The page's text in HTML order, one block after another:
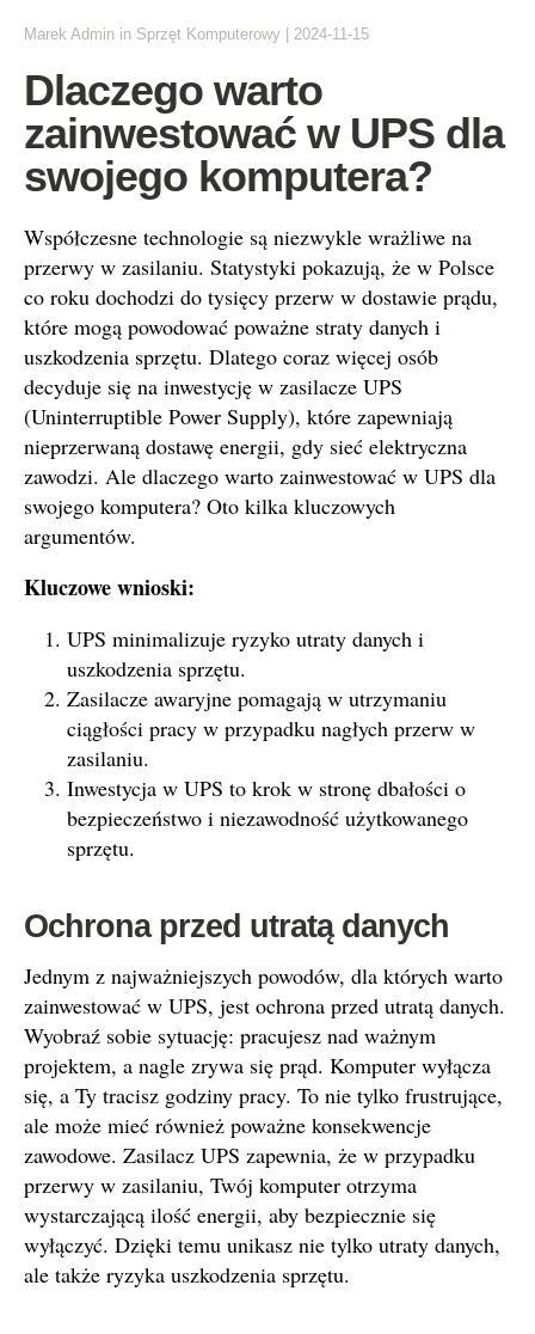
Marek Admin in Sprzęt Komputerowy 2024-11-15
Dlaczego warto
zainwestować w UPS dla
swojego komputera?
Współczesne technologie są niezwykle wrażliwe na
przerwy w zasilaniu. Statystyki pokazują, że w Polsce
co roku dochodzi do tysięcy przerw w dostawie prądu,
które mogą powodować poważne straty danych i
uszkodzenia sprzętu. Dlatego coraz więcej osób
decyduje się na inwestycję w zasilacze UPS
(Uninterruptible Power Supply), które zapewniają
nieprzerwaną dostawę energii, gdy sieć elektryczna
zawodzi. Ale dlaczego warto zainwestować w UPS dla
swojego komputera? Oto kilka kluczowych
argumentów.
Kluczowe wnioski:
UPS minimalizuje ryzyko utraty danych i
uszkodzenia sprzętu.
Zasilacze awaryjne pomagają w utrzymaniu
ciągłości pracy w przypadku nagłych przerw w
zasilaniu.
Inwestycja w UPS to krok w stronę dbałości o
bezpieczeństwo i niezawodność użytkowanego
sprzętu.
Ochrona przed utratą danych
Jednym z najważniejszych powodów, dla których warto
zainwestować w UPS, jest ochrona przed utratą danych.
Wyobraź sobie sytuację: pracujesz nad ważnym
projektem, a nagle zrywa się prąd. Komputer wyłącza
się, a Ty tracisz godziny pracy. To nie tylko frustrujące,
ale może mieć również poważne konsekwencje
zawodowe. Zasilacz UPS zapewnia, że w przypadku
przerwy w zasilaniu, Twój komputer otrzyma
wystarczającą ilość energii, aby bezpiecznie się
wyłączyć. Dzięki temu unikasz nie tylko utraty danych,
ale także ryzyka uszkodzenia sprzętu.